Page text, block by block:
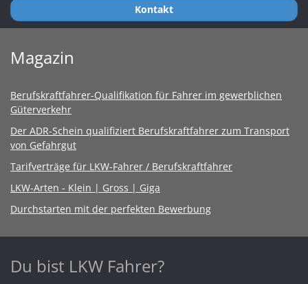
Kontakt
Magazin
Berufskraftfahrer-Qualifikation für Fahrer im gewerblichen
Güterverkehr
Der ADR-Schein qualifiziert Berufskraftfahrer zum Transport
von Gefahrgut
Tarifverträge für LKW-Fahrer / Berufskraftfahrer
LKW-Arten - Klein | Gross | Giga
Durchstarten mit der perfekten Bewerbung
Du bist LKW Fahrer?